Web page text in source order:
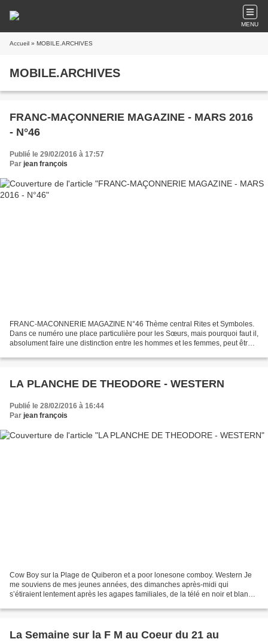
MENU
Accueil » MOBILE.ARCHIVES
MOBILE.ARCHIVES
FRANC-MAÇONNERIE MAGAZINE - MARS 2016
- N°46
Publié le 29/02/2016 à 17:57
Par jean françois
FRANC-MACONNERIE MAGAZINE N°46 Thème central Rites et Symboles.
Dans ce numéro une place particulière pour les Sœurs, mais pourquoi faut il,
absolument faire une distinction entre les hommes et les femmes, peut être
LA PLANCHE DE THEODORE - WESTERN
Publié le 28/02/2016 à 16:44
Par jean françois
Cow Boy sur la Plage de Quiberon et a poor lonesone comboy. Western Je
me souviens de mes jeunes années, des dimanches après-midi qui
s’étiraient lentement après les agapes familiales, de la télé en noir et blanc
La Semaine sur la F M au Coeur du 21 au